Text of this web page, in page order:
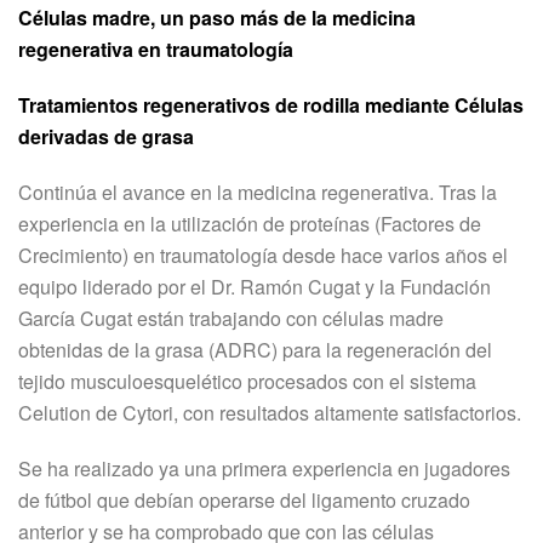
Células madre, un paso más de la medicina
regenerativa en traumatología
Tratamientos regenerativos de rodilla mediante Células
derivadas de grasa
Continúa el avance en la medicina regenerativa. Tras la
experiencia en la utilización de proteínas (Factores de
Crecimiento) en traumatología desde hace varios años el
equipo liderado por el Dr. Ramón Cugat y la Fundación
García Cugat están trabajando con células madre
obtenidas de la grasa (ADRC) para la regeneración del
tejido musculoesquelético procesados con el sistema
Celution de Cytori, con resultados altamente satisfactorios.
Se ha realizado ya una primera experiencia en jugadores
de fútbol que debían operarse del ligamento cruzado
anterior y se ha comprobado que con las células